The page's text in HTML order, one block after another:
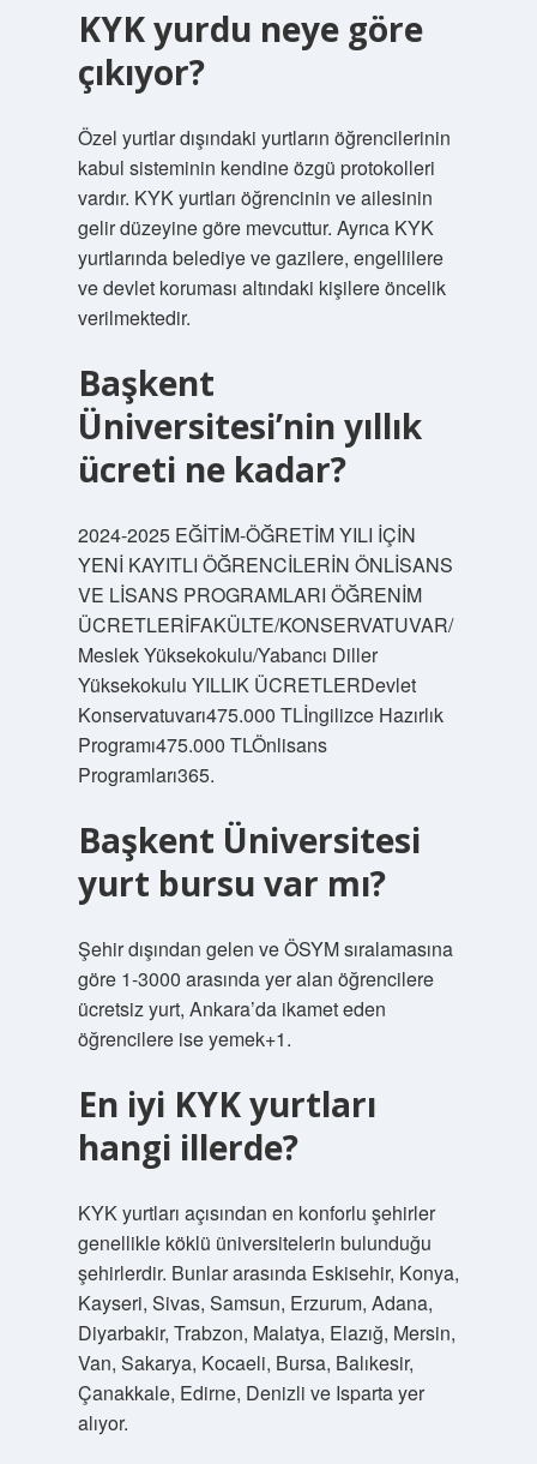
KYK yurdu neye göre
çıkıyor?
Özel yurtlar dışındaki yurtların öğrencilerinin
kabul sisteminin kendine özgü protokolleri
vardır. KYK yurtları öğrencinin ve ailesinin
gelir düzeyine göre mevcuttur. Ayrıca KYK
yurtlarında belediye ve gazilere, engellilere
ve devlet koruması altındaki kişilere öncelik
verilmektedir.
Başkent
Üniversitesi’nin yıllık
ücreti ne kadar?
2024-2025 EĞİTİM-ÖĞRETİM YILI İÇİN
YENİ KAYITLI ÖĞRENCİLERİN ÖNLİSANS
VE LİSANS PROGRAMLARI ÖĞRENİM
ÜCRETLERİFAKÜLTE/KONSERVATUVAR/
Meslek Yüksekokulu/Yabancı Diller
Yüksekokulu YILLIK ÜCRETLERDevlet
Konservatuvarı475.000 TLİngilizce Hazırlık
Programı475.000 TLÖnlisans
Programları365.
Başkent Üniversitesi
yurt bursu var mı?
Şehir dışından gelen ve ÖSYM sıralamasına
göre 1-3000 arasında yer alan öğrencilere
ücretsiz yurt, Ankara’da ikamet eden
öğrencilere ise yemek+1.
En iyi KYK yurtları
hangi illerde?
KYK yurtları açısından en konforlu şehirler
genellikle köklü üniversitelerin bulunduğu
şehirlerdir. Bunlar arasında Eskisehir, Konya,
Kayseri, Sivas, Samsun, Erzurum, Adana,
Diyarbakir, Trabzon, Malatya, Elazığ, Mersin,
Van, Sakarya, Kocaeli, Bursa, Balıkesir,
Çanakkale, Edirne, Denizli ve Isparta yer
alıyor.